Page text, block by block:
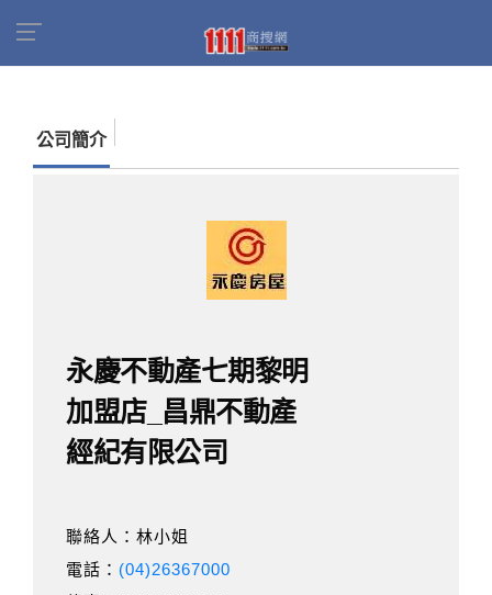
盟店_昌鼎不動產經紀有限公司
公司簡介
永慶不動產七期黎明
加盟店_昌鼎不動產
經紀有限公司
聯絡人：林小姐
電話： (04)26367000